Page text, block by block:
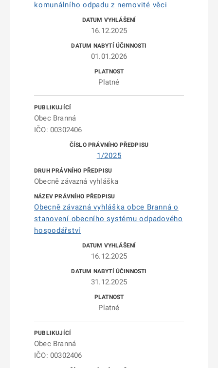
komunálního odpadu z nemovité věci
16.12.2025
01.01.2026
Platné
Obec Branná
IČO: 00302406
1/2025
Obecně závazná vyhláška
Obecně závazná vyhláška obce Branná o
stanovení obecního systému odpadového
hospodářství
16.12.2025
31.12.2025
Platné
Obec Branná
IČO: 00302406